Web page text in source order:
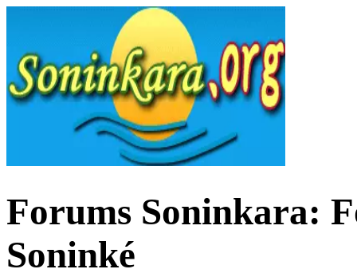
Forums Soninkara:
Soninké